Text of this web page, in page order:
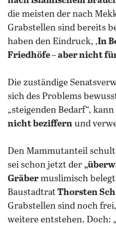
die meisten der nach
Grabstellen sind bereits
haben den Eindruck, ‚In
Friedhöfe – aber nicht
Die zuständige
sich des Problems
„steigenden Bedarf“, kann
nicht beziffern und
Den Mammutanteil
sei schon jetzt der
Gräber muslimisch
BaustadtratThorsten
Grabstellen sind noch
weitere entstehen. Doch: „